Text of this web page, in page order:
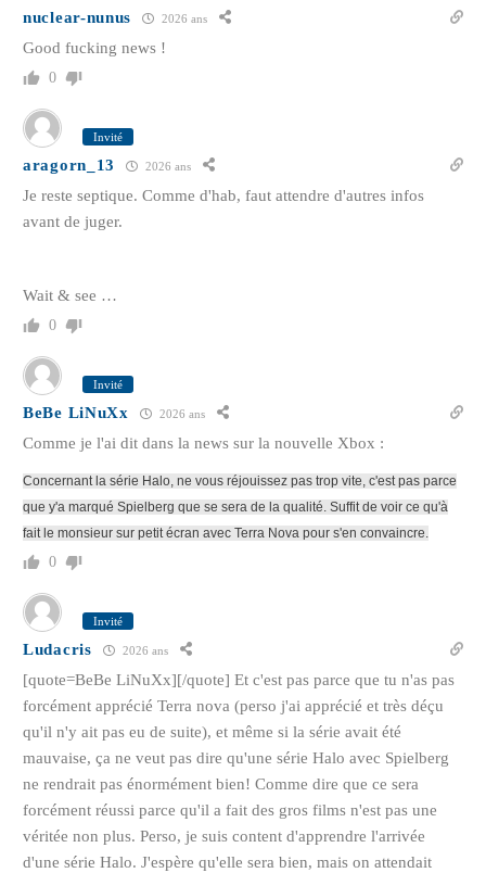
nuclear-nunus 2026 ans
Good fucking news !
0
Invité
aragorn_13 2026 ans
Je reste septique. Comme d'hab, faut attendre d'autres infos
avant de juger.
Wait & see …
0
Invité
BeBe LiNuXx 2026 ans
Comme je l'ai dit dans la news sur la nouvelle Xbox :
Concernant la série Halo, ne vous réjouissez pas trop vite, c'est pas parce
que y'a marqué Spielberg que se sera de la qualité. Suffit de voir ce qu'à
fait le monsieur sur petit écran avec Terra Nova pour s'en convaincre.
0
Invité
Ludacris 2026 ans
[quote=BeBe LiNuXx][/quote] Et c'est pas parce que tu n'as pas
forcément apprécié Terra nova (perso j'ai apprécié et très déçu
qu'il n'y ait pas eu de suite), et même si la série avait été
mauvaise, ça ne veut pas dire qu'une série Halo avec Spielberg
ne rendrait pas énormément bien! Comme dire que ce sera
forcément réussi parce qu'il a fait des gros films n'est pas une
véritée non plus. Perso, je suis content d'apprendre l'arrivée
d'une série Halo. J'espère qu'elle sera bien, mais on attendait